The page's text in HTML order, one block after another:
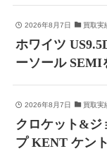
2026年8月7日 買取実
ホワイツ
ーソール SEMI
2026年8月7日 買取実
クロケット&ジ
プ KENT ケン